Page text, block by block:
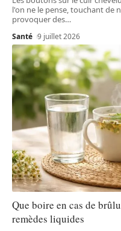
l'on ne le pense, touchant de
provoquer des…
Santé 9 juillet 2026
Que boire en cas de
remèdes liquides